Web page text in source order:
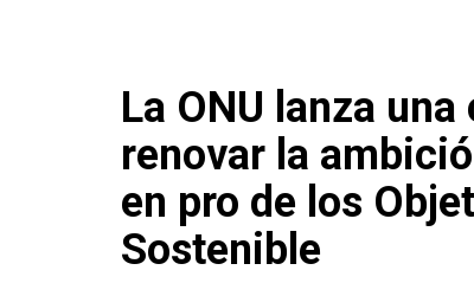
La ONU lanza
renovar la
en pro de los
Sostenible